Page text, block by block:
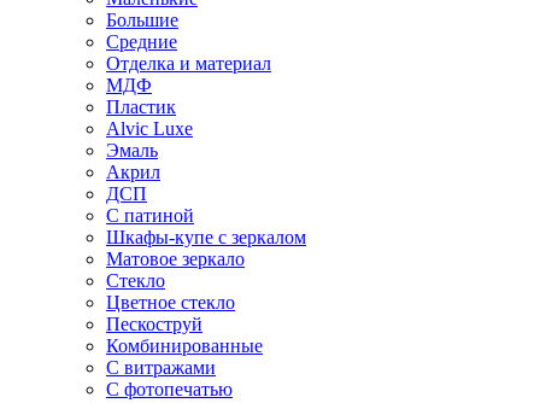
Большие
Средние
Отделка и материал
МДФ
Пластик
Alvic Luxe
Эмаль
Акрил
ДСП
С патиной
Шкафы-купе с зеркалом
Матовое зеркало
Стекло
Цветное стекло
Пескоструй
Комбинированные
С витражами
С фотопечатью